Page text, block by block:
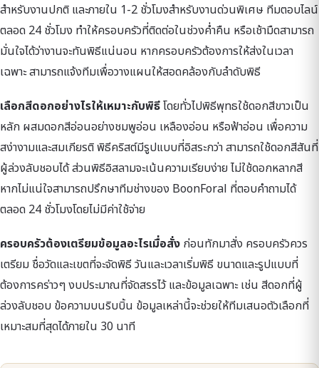
สำหรับงานปกติ และภายใน 1-2 ชั่วโมงสำหรับงานด่วนพิเศษ ทีมตอบไลน์
ตลอด 24 ชั่วโมง ทำให้ครอบครัวที่ติดต่อในช่วงค่ำคืน หรือเช้ามืดสามารถ
มั่นใจได้ว่างานจะทันพิธีแน่นอน หากครอบครัวต้องการให้ส่งในเวลา
เฉพาะ สามารถแจ้งทีมเพื่อวางแผนให้สอดคล้องกับลำดับพิธี
เลือกสีดอกอย่างไรให้เหมาะกับพิธีโดยทั่วไปพิธีพุทธใช้ดอกสีขาวเป็น
หลัก ผสมดอกสีอ่อนอย่างชมพูอ่อน เหลืองอ่อน หรือฟ้าอ่อน เพื่อความ
สง่างามและสมเกียรติ พิธีคริสต์มีรูปแบบที่อิสระกว่า สามารถใช้ดอกสีสันที่
ผู้ล่วงลับชอบได้ ส่วนพิธีอิสลามจะเน้นความเรียบง่าย ไม่ใช้ดอกหลากสี
หากไม่แน่ใจสามารถปรึกษาทีมช่างของ BoonForal ที่ตอบคำถามได้
ตลอด 24 ชั่วโมงโดยไม่มีค่าใช้จ่าย
ครอบครัวต้องเตรียมข้อมูลอะไรเมื่อสั่ง ก่อนทักมาสั่ง ครอบครัวควร
เตรียม ชื่อวัดและเขตที่จะจัดพิธี วันและเวลาเริ่มพิธี ขนาดและรูปแบบที่
ต้องการคร่าวๆ งบประมาณที่จัดสรรไว้ และข้อมูลเฉพาะ เช่น สีดอกที่ผู้
ล่วงลับชอบ ข้อความบนริบบิ้น ข้อมูลเหล่านี้จะช่วยให้ทีมเสนอตัวเลือกที่
เหมาะสมที่สุดได้ภายใน 30 นาที